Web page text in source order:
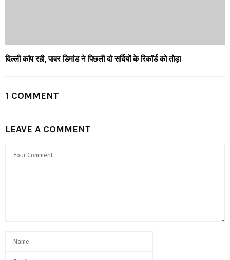
दिल्ली कांप रही, पावर डिमांड ने पिछली दो सर्दियों के रिकॉर्ड को तोड़ा
1 COMMENT
LEAVE A COMMENT